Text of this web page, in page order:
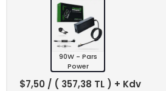
90W - Pars
Power
$7,50 / ( 357,38 TL ) + Kdv